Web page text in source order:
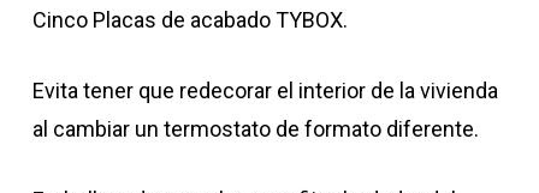
Cinco Placas de acabado TYBOX.
Evita tener que redecorar el interior de la vivienda
al cambiar un termostato de formato diferente.